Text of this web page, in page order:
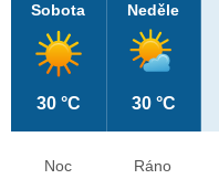
Sobota
30 °C
Neděle
30 °C
Noc
Ráno